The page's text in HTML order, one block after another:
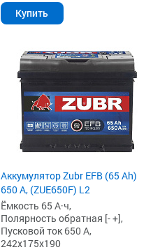
Купить
Аккумулятор Zubr EFB (65 Ah)
650 А, (ZUE650F) L2
Ёмкость 65 А·ч,
Полярность обратная [- +],
Пусковой ток 650 А,
242x175x190